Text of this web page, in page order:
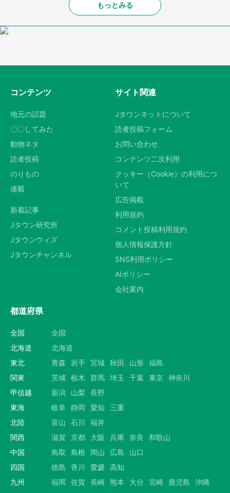
もっとみる
コンテンツ
地元の話題
〇〇してみた
動物ネタ
読者投稿
のりもの
連載
新着記事
Jタウン研究所
Jタウンウィズ
Jタウンチャンネル
サイト関連
Jタウンネットについて
読者投稿フォーム
お問い合わせ
コンテンツ二次利用
クッキー（Cookie）の利用につ
いて
広告掲載
利用規約
コメント投稿利用規約
個人情報保護方針
SNS利用ポリシー
AIポリシー
会社案内
都道府県
全国
全国
北海道
北海道
東北
青森 岩手 宮城 秋田 山形 福島
関東
茨城 栃木 群馬 埼玉 千葉 東京 神奈川
甲信越
新潟 山梨
長野
東海
岐阜 静岡 愛知
三重
北陸
富山 石川
福井
関西
滋賀 京都 大阪 兵庫 奈良
和歌山
中国
鳥取 島根 岡山 広島
山口
四国
徳島 香川 愛媛 高知
九州
福岡 佐賀 長崎 熊本 大分 宮崎 鹿児島 沖縄